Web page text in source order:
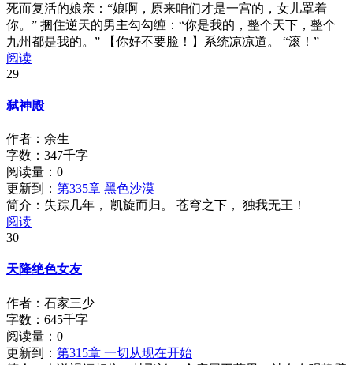
死而复活的娘亲：“娘啊，原来咱们才是一宫的，女儿罩着
你。” 捆住逆天的男主勾勾缠：“你是我的，整个天下，整个
九州都是我的。” 【你好不要脸！】系统凉凉道。 “滚！”
阅读
29
弑神殿
作者：余生
字数：347千字
阅读量： 0
更新到： 第335章 黑色沙漠
简介： 失踪几年， 凯旋而归。 苍穹之下， 独我无王！
阅读
30
天降绝色女友
作者：石家三少
字数：645千字
阅读量： 0
更新到： 第315章 一切从现在开始